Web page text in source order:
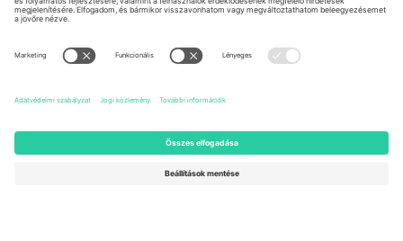
Unter den Linden 24, 10117
Berlin, Germany
167 City Road, London, Greater
Newark, Delaware 19713, United
States
Engelberg, Switzerland